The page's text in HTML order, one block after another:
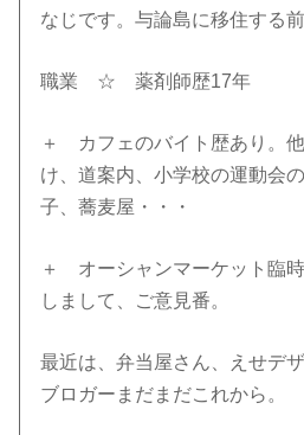
なじです。与論島に移住する
職業 ☆ 薬剤師歴17年
＋ カフェのバイト歴あり。
け、道案内、小学校の運動会
子、蕎麦屋・・・
＋ オーシャンマーケット臨
しまして、ご意見番。
最近は、弁当屋さん、えせデ
ブロガーまだまだこれから。